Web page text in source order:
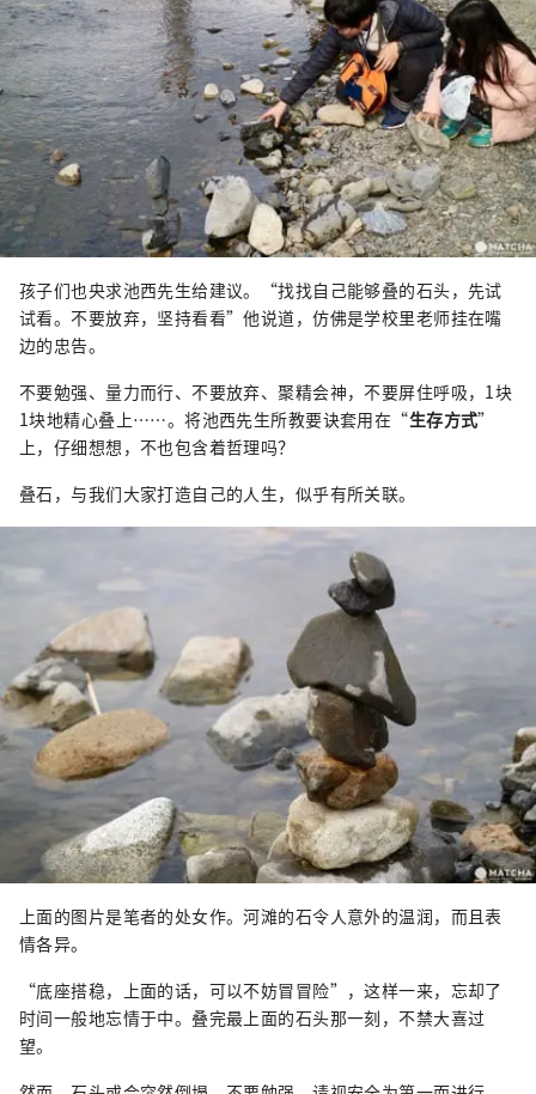
孩子们也央求池西先生给建议。“找找自己能够叠的石头，先试
试看。不要放弃，坚持看看”他说道，仿佛是学校里老师挂在嘴
边的忠告。
不要勉强、量力而行、不要放弃、聚精会神，不要屏住呼吸，1块
1块地精心叠上……。将池西先生所教要诀套用在“生存方式”
上，仔细想想，不也包含着哲理吗？
叠石，与我们大家打造自己的人生，似乎有所关联。
上面的图片是笔者的处女作。河滩的石令人意外的温润，而且表
情各异。
“底座搭稳，上面的话，可以不妨冒冒险”，这样一来，忘却了
时间一般地忘情于中。叠完最上面的石头那一刻，不禁大喜过
望。